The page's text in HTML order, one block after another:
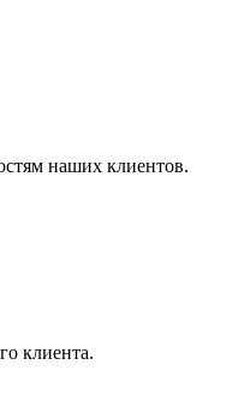
наших клиентов.
клиента.